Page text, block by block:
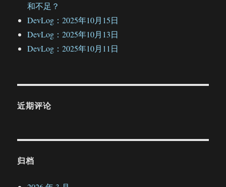
和不足？
DevLog：2025年10月15日
DevLog：2025年10月13日
DevLog：2025年10月11日
近期评论
归档